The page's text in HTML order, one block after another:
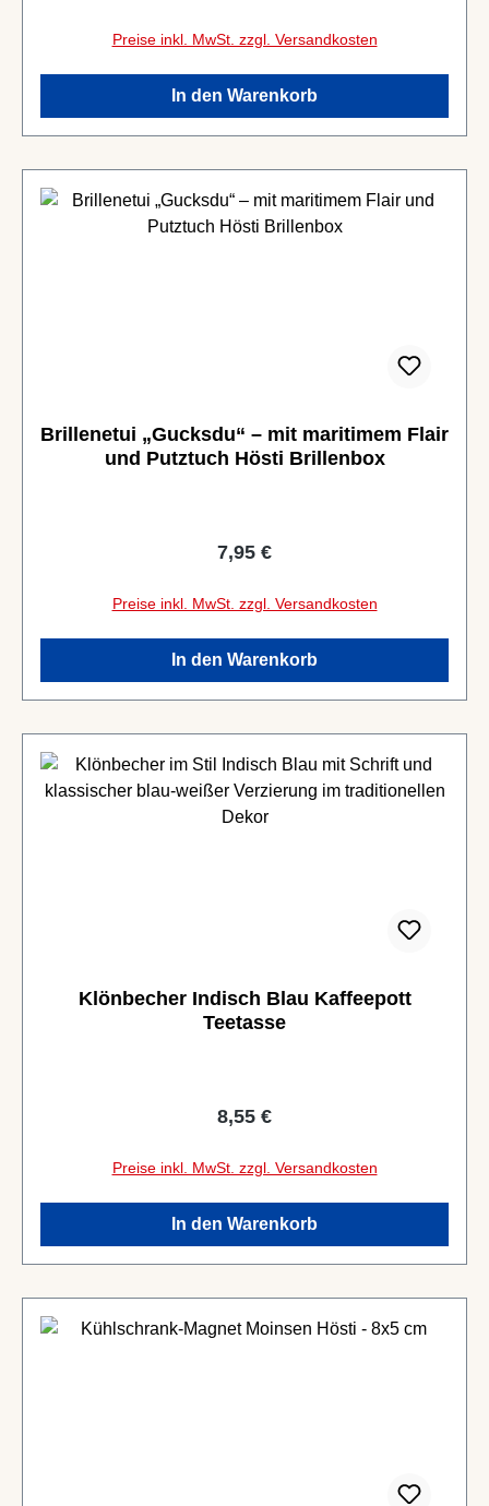
Preise inkl. MwSt. zzgl. Versandkosten
In den Warenkorb
Brillenetui „Gucksdu“ – mit maritimem Flair
und Putztuch Hösti Brillenbox
Regulärer Preis:
7,95 €
Preise inkl. MwSt. zzgl. Versandkosten
In den Warenkorb
Klönbecher Indisch Blau Kaffeepott
Teetasse
Regulärer Preis:
8,55 €
Preise inkl. MwSt. zzgl. Versandkosten
In den Warenkorb